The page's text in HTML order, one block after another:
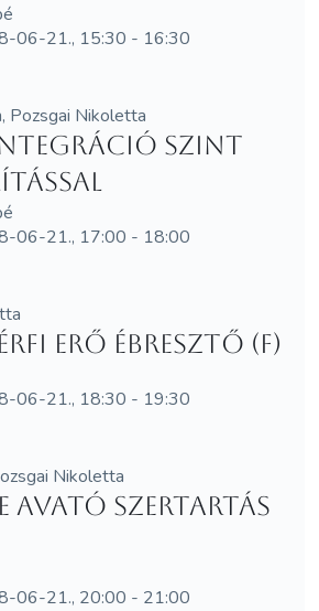
06-21., 15:30 - 16:30
Pozsgai Nikoletta
SzInT
06-21., 17:00 - 18:00
Erő Ébresztő (F)
06-21., 18:30 - 19:30
Nikoletta
Avató szertartás
06-21., 20:00 - 21:00